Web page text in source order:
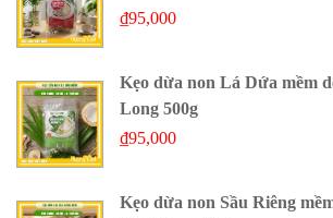
₫95,000
Kẹo dừa non Lá Dứa mềm
Long 500g
₫95,000
Kẹo dừa non Sầu Riêng